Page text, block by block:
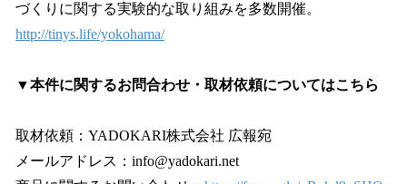
づくりに関する実験的な取り組みを多数開催。
http://tinys.life/yokohama/
▼本件に関するお問合わせ・取材依頼についてはこちら
取材依頼：YADOKARI株式会社 広報宛
メールアドレス：info@yadokari.net